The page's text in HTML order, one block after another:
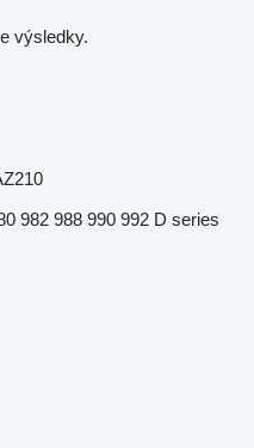
výsledky.
982 988 990 992 D series